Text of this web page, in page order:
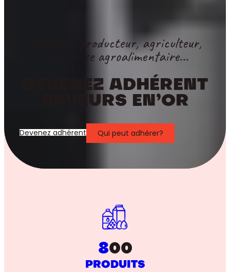
Vous êtes producteur, agriculteur,
entreprise agroalimentaire…
DEVENEZ ADHÉRENT
SAVEURS EN’OR
Devenez adhérent Qui peut adhérer?
800
PRODUITS